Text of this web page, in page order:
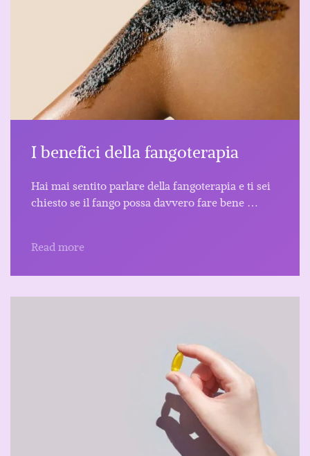
I benefici della fangoterapia
Hai mai sentito parlare della fangoterapia e ti sei
chiesto se il fango possa davvero fare bene …
Read more